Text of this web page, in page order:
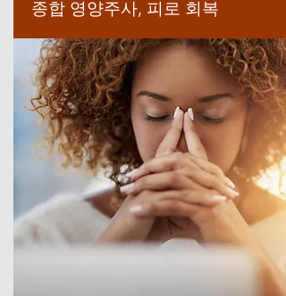
종합 영양주사, 피로 회복